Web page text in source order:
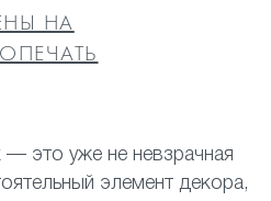
НА
это уже не невзрачная
элемент декора,